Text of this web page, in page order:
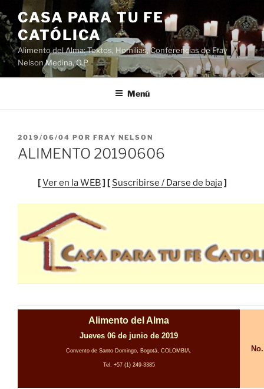
Saltar
al
contenido
CASA PARA TU FE
CATÓLICA
Alimento del Alma: Textos, Homilias, Conferencias de Fray
Nelson Medina, O.P.
Menú
PUBLICADO
EL
2019/06/04 POR FRAY NELSON
ALIMENTO 20190606
[Ver en la WEB] [ Suscribirse / Darse de baja]
Alimento del Alma
Jueves 06 de junio de 2019
Convento de Santo Domingo, Bogotá, COLOMBIA.
Tel. +57 (1) 249-3385